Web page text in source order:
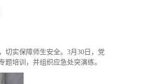
切实保障师生安全。3月30日，党
培训，并组织应急处突演练。